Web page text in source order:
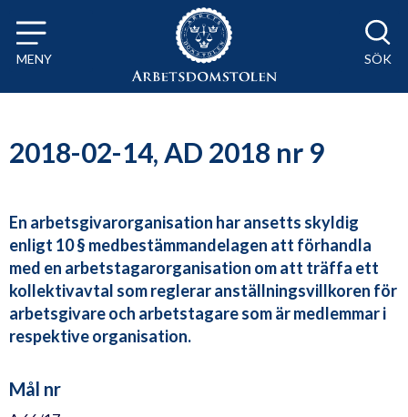
Till innehåll på sidan x
MENY SÖK
2018-02-14, AD 2018 nr 9
En arbetsgivarorganisation har ansetts skyldig
enligt 10 § medbestämmandelagen att förhandla
med en arbetstagarorganisation om att träffa ett
kollektivavtal som reglerar anställningsvillkoren för
arbetsgivare och arbetstagare som är medlemmar i
respektive organisation.
Mål nr